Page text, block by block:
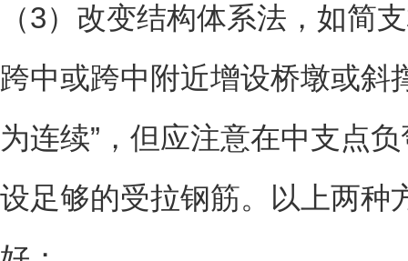
（3）改变结构体系法，如简
跨中或跨中附近增设桥墩或斜
为连续”，但应注意在中支点
设足够的受拉钢筋。以上两种